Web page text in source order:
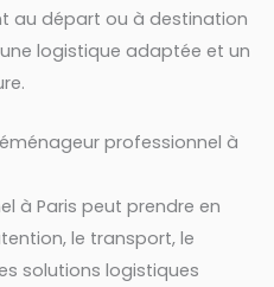
au départ ou à destination
logistique adaptée et un
professionnel à
à Paris peut prendre en
le transport, le
solutions logistiques